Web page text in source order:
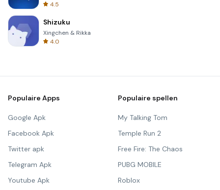
4.5
Shizuku
Xingchen & Rikka
4.0
Populaire Apps
Google Apk
Facebook Apk
Twitter apk
Telegram Apk
Youtube Apk
Populaire spellen
My Talking Tom
Temple Run 2
Free Fire: The Chaos
PUBG MOBILE
Roblox